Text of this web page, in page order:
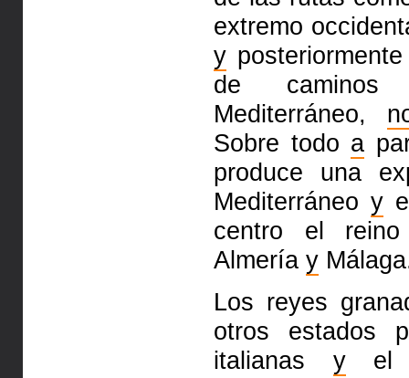
extremo
y
de
Mediterráneo,
Sobre todo a
produce una
Mediterráneoy
centro el
Almería y
Los reyes
otros estados
italianas yel